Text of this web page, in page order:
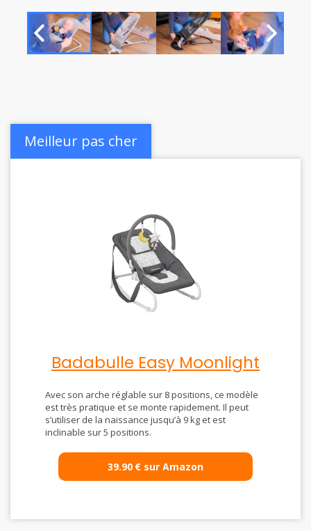
Meilleur pas cher
Badabulle Easy Moonlight
Avec son arche réglable sur 8 positions, ce modèle
est très pratique et se monte rapidement. Il peut
s’utiliser de la naissance jusqu’à 9 kg et est
inclinable sur 5 positions.
39.90 € sur Amazon